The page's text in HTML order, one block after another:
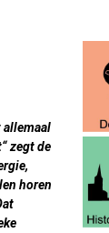
allemaal
zegt de
horen